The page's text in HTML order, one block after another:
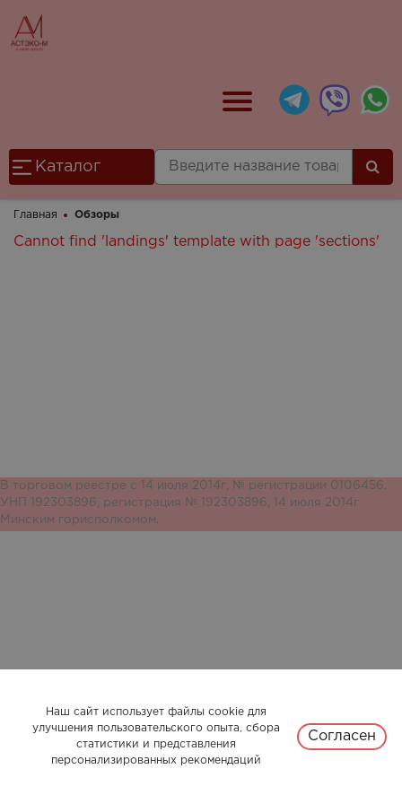
Каталог
Главная Обзоры
Cannot find 'landings' template with page 'sections'
Наш сайт использует файлы cookie для
улучшения пользовательского опыта, сбора
статистики и представления
персонализированных рекомендаций
Согласен
В торговом реестре с 14 июля 2014г, № регистрации 0106456.
УНП 192303896, регистрация № 192303896, 14 июля 2014г
Минским горисполкомом.